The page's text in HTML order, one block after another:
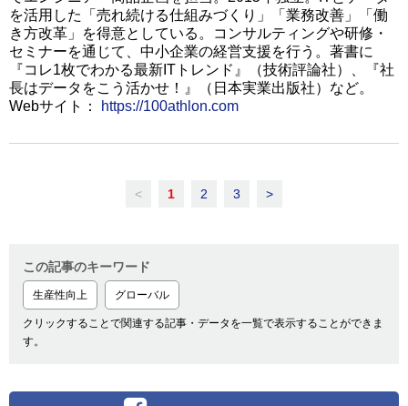
を活用した「売れ続ける仕組みづくり」「業務改善」「働
き方改革」を得意としている。コンサルティングや研修・
セミナーを通じて、中小企業の経営支援を行う。著書に
『コレ1枚でわかる最新ITトレンド』（技術評論社）、『社
長はデータをこう活かせ！』（日本実業出版社）など。
Webサイト：
https://100athlon.com
< 1 2 3 >
この記事のキーワード
生産性向上 グローバル
クリックすることで関連する記事・データを一覧で表示することができま
す。